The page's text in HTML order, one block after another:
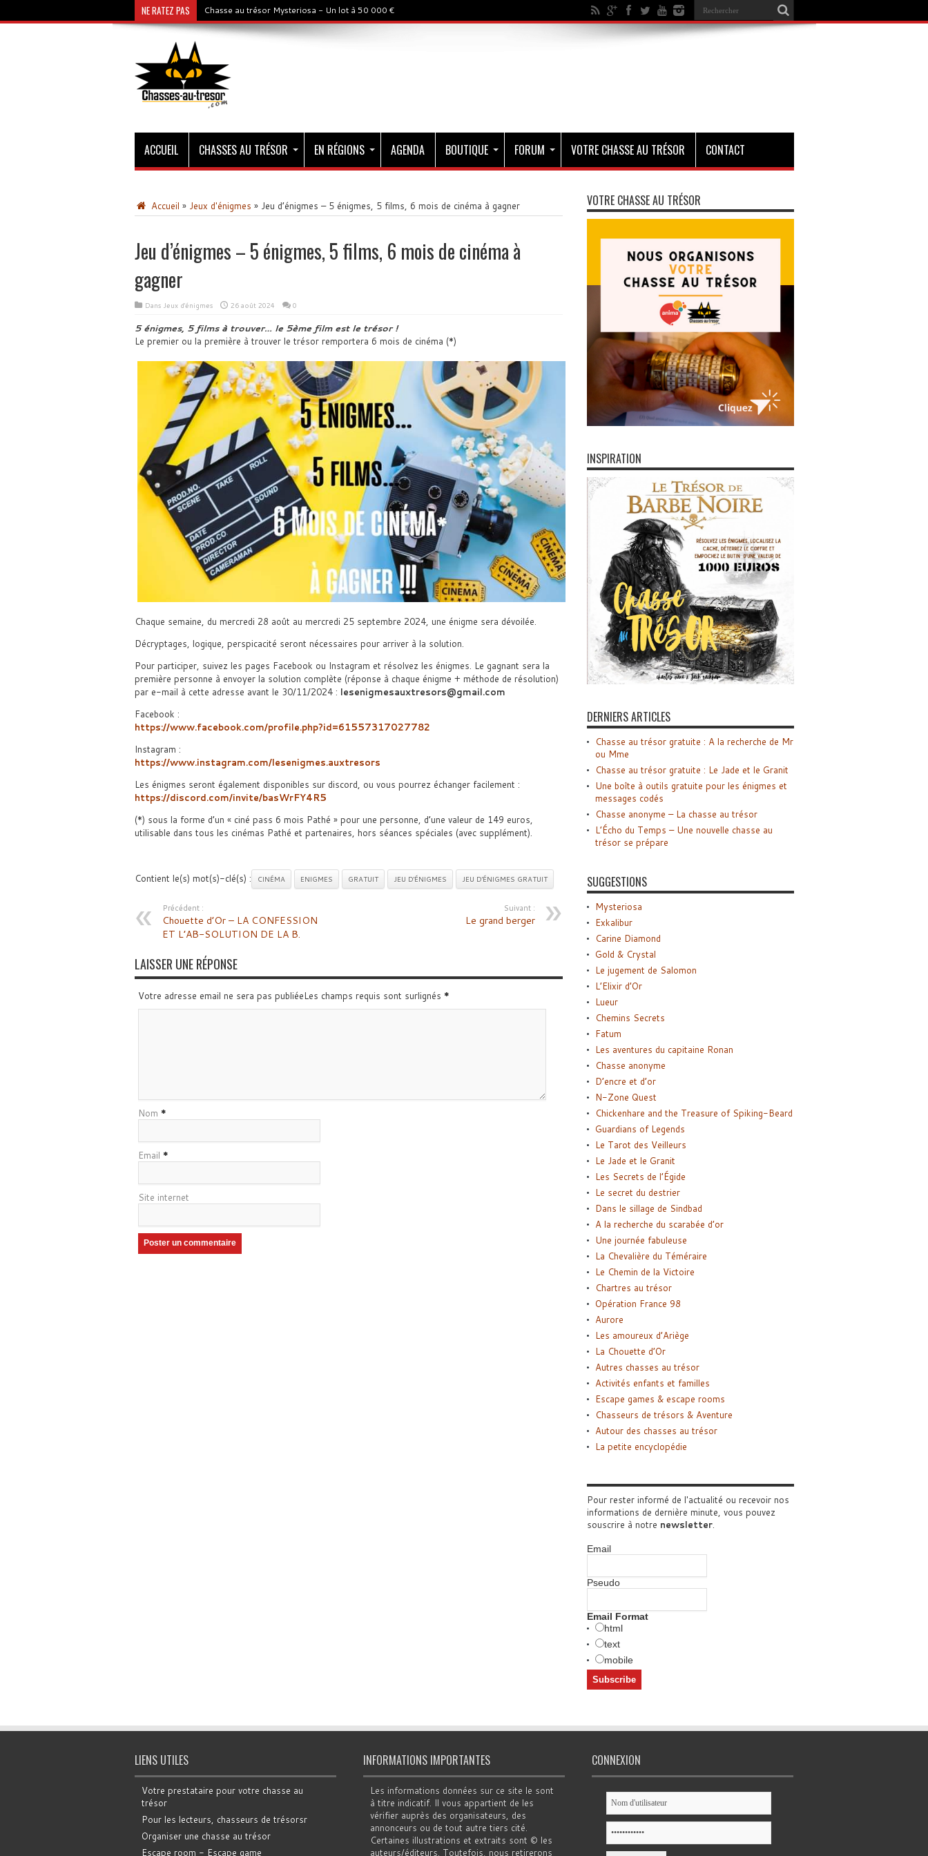
NE RATEZ PAS Chasse au trésor Mysteriosa - Un lot à 50 000 €
ACCUEIL CHASSES AU TRÉSOR EN RÉGIONS AGENDA BOUTIQUE FORUM VOTRE CHASSE AU TRÉSOR CONTACT
Accueil » Jeux d'énigmes » Jeu d’énigmes – 5 énigmes, 5 films, 6 mois de cinéma à gagner
Jeu d’énigmes – 5 énigmes, 5 films, 6 mois de cinéma à
gagner
Dans Jeux d'énigmes 26 août 2024 0
5 énigmes, 5 films à trouver… le 5ème film est le trésor !
Le premier ou la première à trouver le trésor remportera 6 mois de cinéma (*)
Chaque semaine, du mercredi 28 août au mercredi 25 septembre 2024, une énigme sera dévoilée.
Décryptages, logique, perspicacité seront nécessaires pour arriver à la solution.
Pour participer, suivez les pages Facebook ou Instagram et résolvez les énigmes. Le gagnant sera la
première personne à envoyer la solution complète (réponse à chaque énigme + méthode de résolution)
par e-mail à cette adresse avant le 30/11/2024 : lesenigmesauxtresors@gmail.com
Facebook :
https://www.facebook.com/profile.php?id=61557317027782
Instagram :
https://www.instagram.com/lesenigmes.auxtresors
Les énigmes seront également disponibles sur discord, ou vous pourrez échanger facilement :
https://discord.com/invite/basWrFY4R5
(*) sous la forme d’un « ciné pass 6 mois Pathé » pour une personne, d’une valeur de 149 euros,
utilisable dans tous les cinémas Pathé et partenaires, hors séances spéciales (avec supplément).
Contient le(s) mot(s)-clé(s) : CINÉMA ENIGMES GRATUIT JEU D'ÉNIGMES JEU D'ÉNIGMES GRATUIT
Précédent :
Chouette d’Or – LA CONFESSION
ET L’AB-SOLUTION DE LA B.
Suivant :
Le grand berger
LAISSER UNE RÉPONSE
Votre adresse email ne sera pas publiéeLes champs requis sont surlignés *
Nom *
Email *
Site internet
VOTRE CHASSE AU TRÉSOR
INSPIRATION
DERNIERS ARTICLES
Chasse au trésor gratuite : A la recherche de Mr
ou Mme
Chasse au trésor gratuite : Le Jade et le Granit
Une boîte à outils gratuite pour les énigmes et
messages codés
Chasse anonyme – La chasse au trésor
L’Écho du Temps – Une nouvelle chasse au
trésor se prépare
SUGGESTIONS
Mysteriosa
Exkalibur
Carine Diamond
Gold & Crystal
Le jugement de Salomon
L’Elixir d’Or
Lueur
Chemins Secrets
Fatum
Les aventures du capitaine Ronan
Chasse anonyme
D’encre et d’or
N-Zone Quest
Chickenhare and the Treasure of Spiking-Beard
Guardians of Legends
Le Tarot des Veilleurs
Le Jade et le Granit
Les Secrets de l’Égide
Le secret du destrier
Dans le sillage de Sindbad
A la recherche du scarabée d’or
Une journée fabuleuse
La Chevalière du Téméraire
Le Chemin de la Victoire
Chartres au trésor
Opération France 98
Aurore
Les amoureux d’Ariège
La Chouette d’Or
Autres chasses au trésor
Activités enfants et familles
Escape games & escape rooms
Chasseurs de trésors & Aventure
Autour des chasses au trésor
La petite encyclopédie
Pour rester informé de l'actualité ou recevoir nos
informations de dernière minute, vous pouvez
souscrire à notre newsletter.
Email
Pseudo
Email Format
html
text
mobile
LIENS UTILES
Votre prestataire pour votre chasse au
trésor
Pour les lecteurs, chasseurs de trésorsr
Organiser une chasse au trésor
Escape room - Escape game
INFORMATIONS IMPORTANTES
Les informations données sur ce site le sont
à titre indicatif. Il vous appartient de les
vérifier auprès des organisateurs, des
annonceurs ou de tout autre tiers cité.
Certaines illustrations et extraits sont © les
auteurs/éditeurs. Toutefois, nous retirerons
CONNEXION